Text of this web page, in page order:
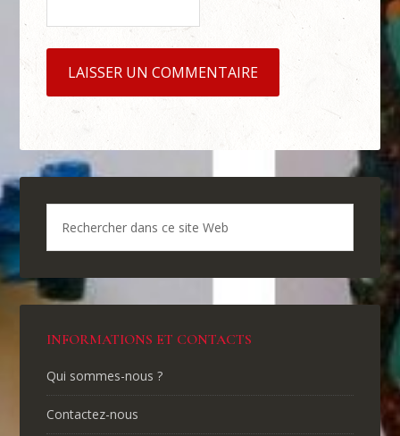
INFORMATIONS ET CONTACTS
Qui sommes-nous ?
Contactez-nous